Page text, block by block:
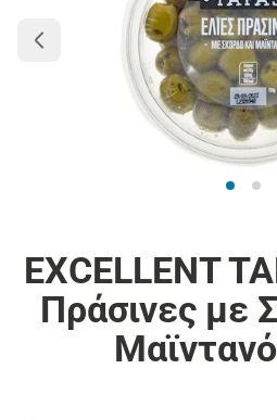
EXCELLENT
Πράσινες με